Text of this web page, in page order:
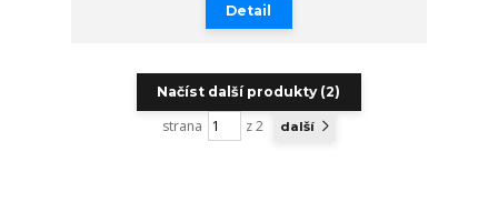
Detail
Načíst další produkty (2)
strana z 2 další